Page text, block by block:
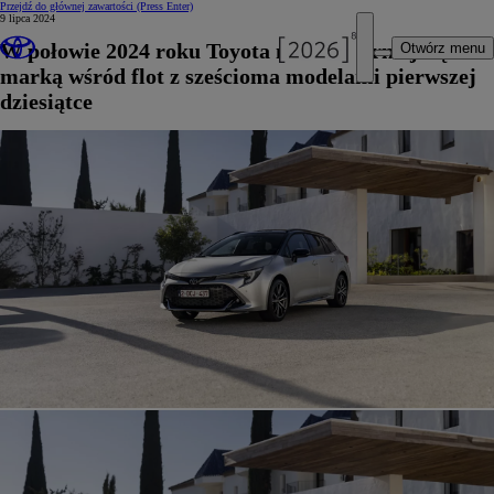
Przejdź do głównej zawartości (Press Enter)
Otwórz menu
9 lipca 2024
W połowie 2024 roku Toyota najpopularniejszą
marką wśród flot z sześcioma modelami pierwszej
dziesiątce